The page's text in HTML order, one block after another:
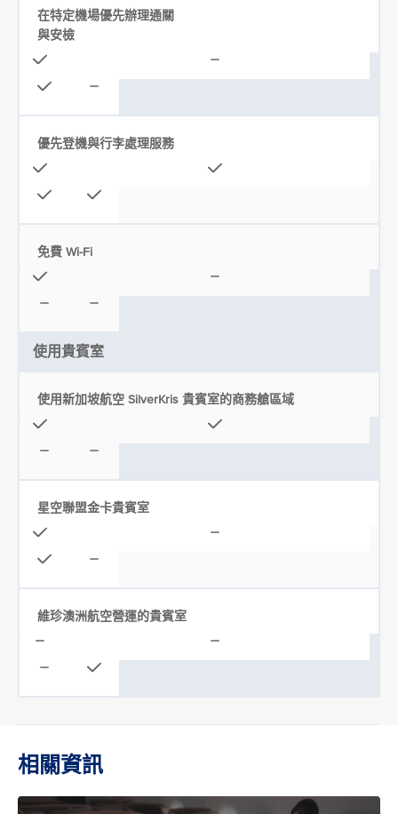
在特定機場優先辦理通關
與安檢
優先登機與行李處理服務
免費 Wi-Fi
使用貴賓室
使用新加坡航空 SilverKris 貴賓室的商務艙區域
星空聯盟金卡貴賓室
維珍澳洲航空營運的貴賓室
相關資訊